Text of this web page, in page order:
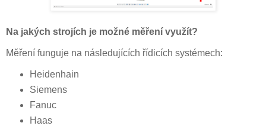
Na jakých strojích je možné měření využít?
Měření funguje na následujících řídicích systémech:
Heidenhain
Siemens
Fanuc
Haas